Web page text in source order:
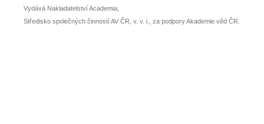
Vydává Nakladatelství Academia,
Středisko společných činností AV ČR, v. v. i., za podpory Akademie věd ČR.